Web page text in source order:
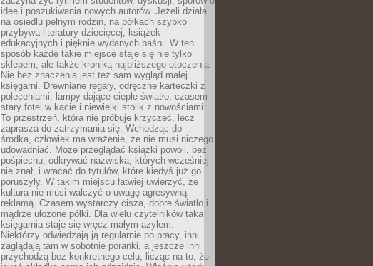
idee i poszukiwania nowych autorów. Jeżeli działa
na osiedlu pełnym rodzin, na półkach szybko
przybywa literatury dziecięcej, książek
edukacyjnych i pięknie wydanych baśni. W ten
sposób każde takie miejsce staje się nie tylko
sklepem, ale także kroniką najbliższego otoczenia.
Nie bez znaczenia jest też sam wygląd małej
księgarni. Drewniane regały, odręczne karteczki z
poleceniami, lampy dające ciepłe światło, czasem
stary fotel w kącie i niewielki stolik z nowościami.
To przestrzeń, która nie próbuje krzyczeć, lecz
zaprasza do zatrzymania się. Wchodząc do
środka, człowiek ma wrażenie, że nie musi niczego
udowadniać. Może przeglądać książki powoli, bez
pośpiechu, odkrywać nazwiska, których wcześniej
nie znał, i wracać do tytułów, które kiedyś już go
poruszyły. W takim miejscu łatwiej uwierzyć, że
kultura nie musi walczyć o uwagę agresywną
reklamą. Czasem wystarczy cisza, dobre światło i
mądrze ułożone półki. Dla wielu czytelników taka
księgarnia staje się wręcz małym azylem.
Niektórzy odwiedzają ją regularnie po pracy, inni
zaglądają tam w sobotnie poranki, a jeszcze inni
przychodzą bez konkretnego celu, licząc na to, że